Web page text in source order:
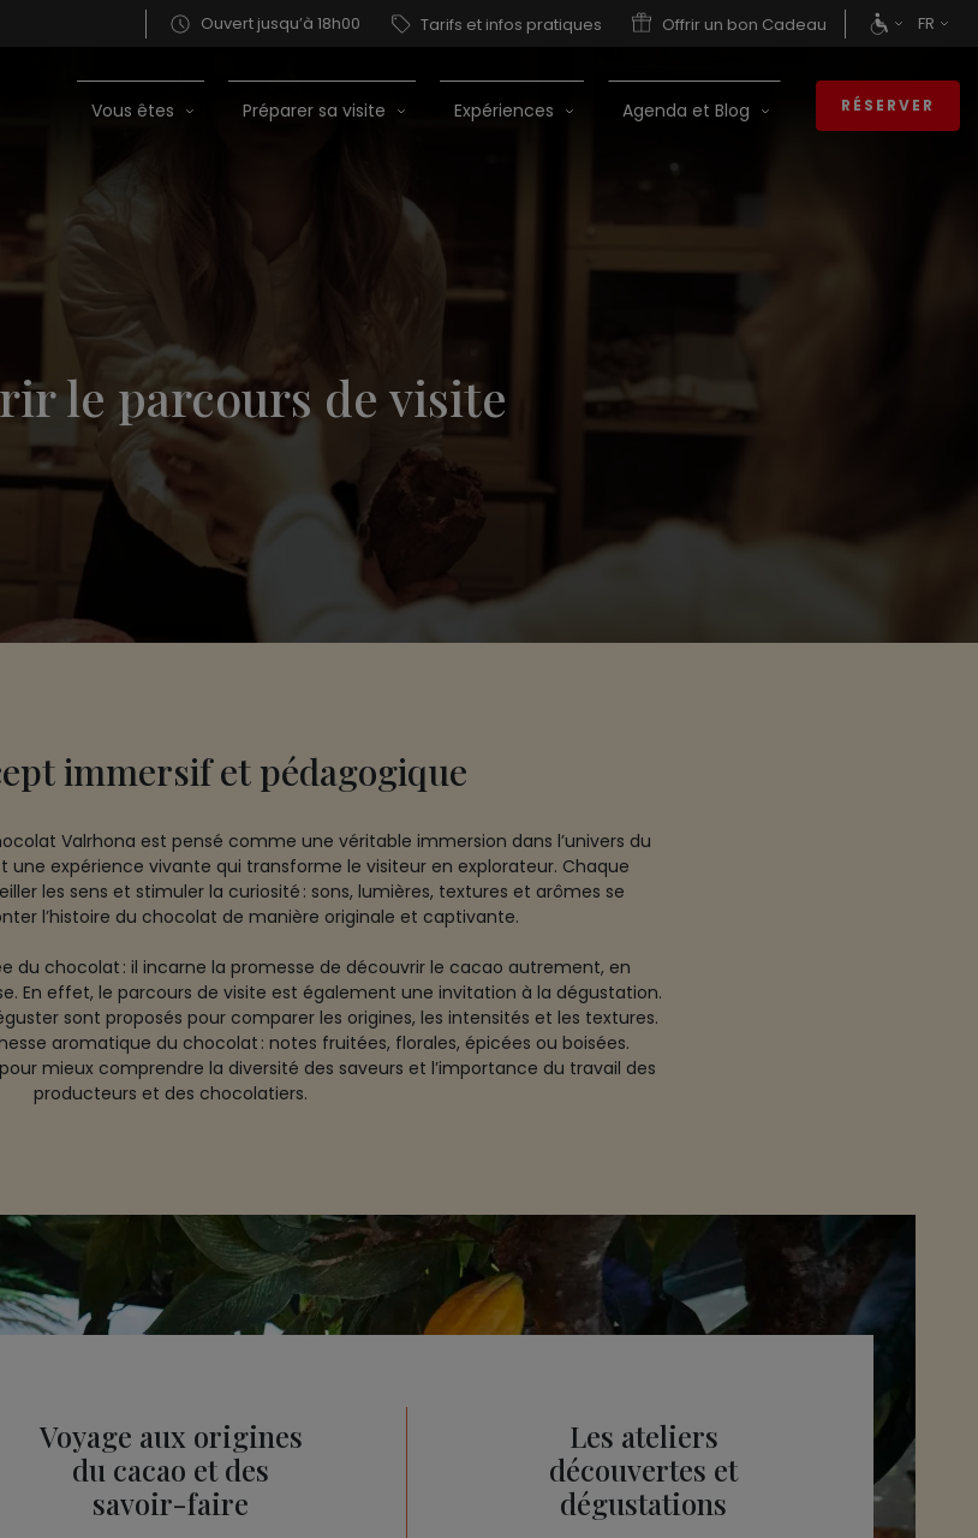
Ouvert jusqu’à 18h00 Tarifs et infos pratiques Offrir un bon Cadeau FR
Vous êtes Préparer sa visite Expériences Agenda et Blog RÉSERVER
le parcours de visite
immersif et pédagogique
Valrhona est pensé comme une véritable immersion dans l’univers du
une expérience vivante qui transforme le visiteur en explorateur. Chaque
les sens et stimuler la curiosité : sons, lumières, textures et arômes se
l’histoire du chocolat de manière originale et captivante.
du chocolat : il incarne la promesse de découvrir le cacao autrement, en
En effet, le parcours de visite est également une invitation à la dégustation.
sont proposés pour comparer les origines, les intensités et les textures.
aromatique du chocolat : notes fruitées, florales, épicées ou boisées.
mieux comprendre la diversité des saveurs et l’importance du travail des
producteurs et des chocolatiers.
Voyage aux origines
du cacao et des
savoir-faire
Les ateliers
découvertes et
dégustations